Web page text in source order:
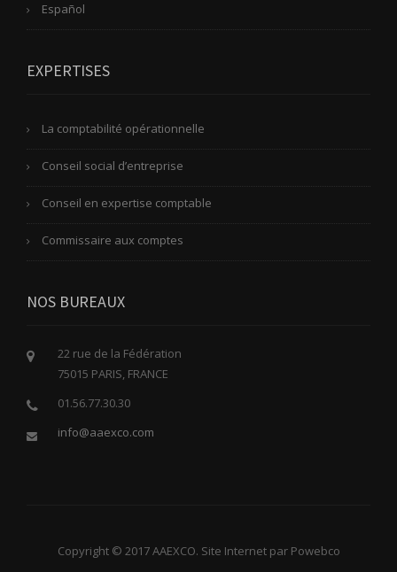
Español
EXPERTISES
La comptabilité opérationnelle
Conseil social d’entreprise
Conseil en expertise comptable
Commissaire aux comptes
NOS BUREAUX
22 rue de la Fédération
75015 PARIS, FRANCE
01.56.77.30.30
info@aaexco.com
Copyright © 2017 AAEXCO. Site Internet par Powebco